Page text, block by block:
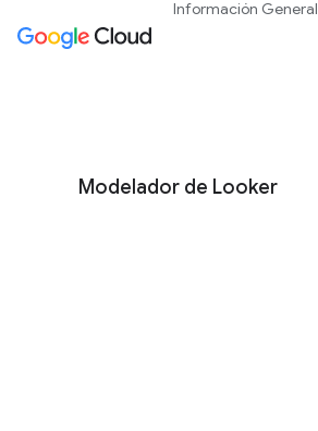
Modelador de Looker
Información General